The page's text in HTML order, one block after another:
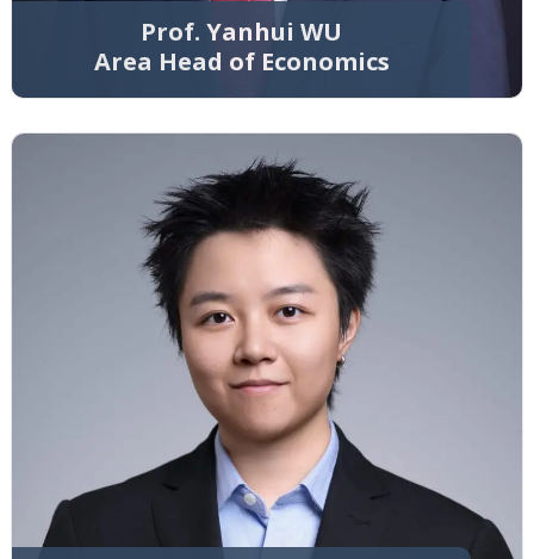
Prof. Yanhui WU
Area Head of Economics